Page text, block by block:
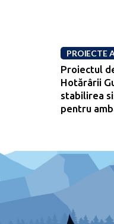
PROIECTE
Proiectul
Hotărârii
stabilirea
pentru